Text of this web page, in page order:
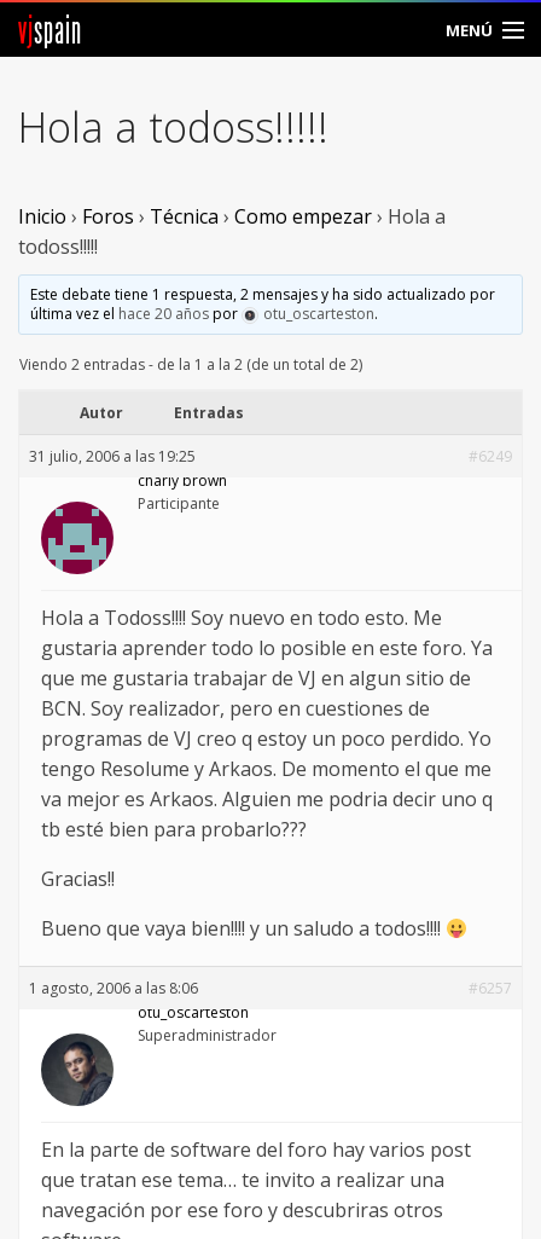
vjspain MENÚ
Foros
Vjspain
Ayuda
Contacto
Hola a todoss!!!!!
Inicio › Foros › Técnica › Como empezar› Hola a
todoss!!!!!
Este debate tiene 1 respuesta, 2 mensajes y ha sido actualizado por
última vez el hace 20 añospor otu_oscarteston.
Viendo 2 entradas - de la 1 a la 2 (de un total de 2)
Autor Entradas
31 julio, 2006 a las 19:25
#6249
charly brown
Participante
Hola a Todoss!!!! Soy nuevo en todo esto. Me
gustaria aprender todo lo posible en este foro. Ya
que me gustaria trabajar de VJ en algun sitio de
BCN. Soy realizador, pero en cuestiones de
programas de VJ creo q estoy un poco perdido. Yo
tengo Resolume y Arkaos. De momento el que me
va mejor es Arkaos. Alguien me podria decir uno q
tb esté bien para probarlo???
Gracias!!
Bueno que vaya bien!!!! y un saludo a todos!!!!
1 agosto, 2006 a las 8:06
#6257
otu_oscarteston
Superadministrador
En la parte de software del foro hay varios post
que tratan ese tema… te invito a realizar una
navegación por ese foro y descubriras otros